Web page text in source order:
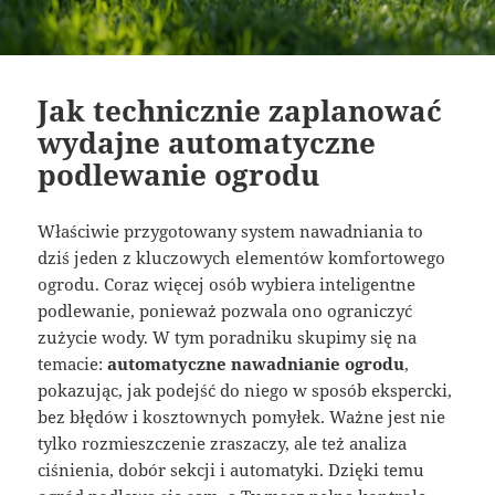
Jak technicznie zaplanować
wydajne automatyczne
podlewanie ogrodu
Właściwie przygotowany system nawadniania to
dziś jeden z kluczowych elementów komfortowego
ogrodu. Coraz więcej osób wybiera inteligentne
podlewanie, ponieważ pozwala ono ograniczyć
zużycie wody. W tym poradniku skupimy się na
temacie:automatyczne nawadnianie ogrodu,
pokazując, jak podejść do niego w sposób ekspercki,
bez błędów i kosztownych pomyłek. Ważne jest nie
tylko rozmieszczenie zraszaczy, ale też analiza
ciśnienia, dobór sekcji i automatyki. Dzięki temu